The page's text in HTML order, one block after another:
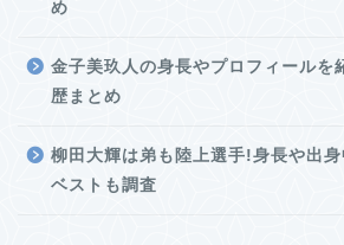
め
金子美玖人の身長やプロフィールを
歴まとめ
柳田大輝は弟も陸上選手!身長や出
ベストも調査